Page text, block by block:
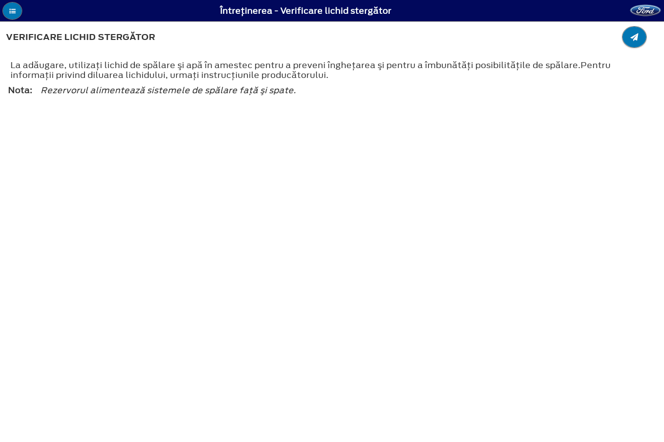
Întreţinerea - Verificare lichid stergător
VERIFICARE LICHID STERGĂTOR
La adăugare, utilizaţi lichid de spălare şi apă în amestec pentru a preveni îngheţarea şi pentru a îmbunătăţi posibilităţile de spălare.Pentru
informaţii privind diluarea lichidului, urmaţi instrucţiunile producătorului.
Nota:
Rezervorul alimentează sistemele de spălare faţă şi spate.